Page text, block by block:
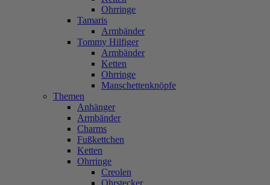
Ohrringe
Tamaris
Armbänder
Tommy Hilfiger
Armbänder
Ketten
Ohrringe
Manschettenknöpfe
Themen
Anhänger
Armbänder
Charms
Fußkettchen
Ketten
Ohrringe
Creolen
Ohrstecker